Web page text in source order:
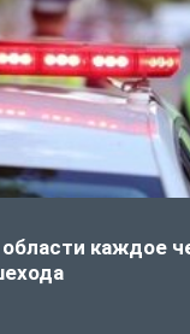
каждое